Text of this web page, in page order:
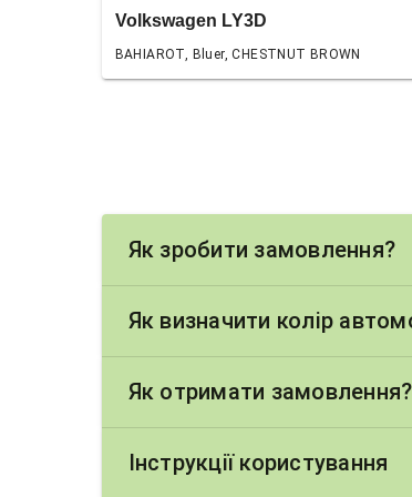
Volkswagen LY3D
BAHIAROT, Bluer, CHESTNUT BROWN
Як зробити замовлення?
Як визначити колір
Як отримати замовлення?
Інструкції користування